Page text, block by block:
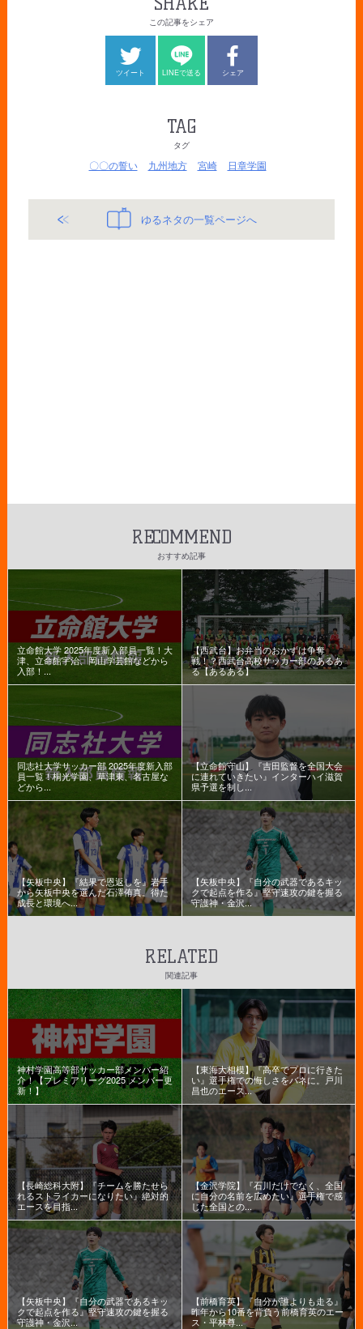
この記事をシェア
ツイート LINEで送る シェア
TAG
タグ
〇〇の誓い 九州地方 宮崎 日章学園
ゆるネタの一覧ページへ
RECOMMEND
おすすめ記事
立命館大学 2025年度新入部員一覧！大
津、立命館宇治、岡山学芸館などから
入部！...
【西武台】お弁当のおかずは争奪
戦！？西武台高校サッカー部のあるあ
る【あるある】
同志社大学サッカー部 2025年度新入部
員一覧！桐光学園、草津東、名古屋な
どから...
【立命館守山】『吉田監督を全国大会
に連れていきたい』インターハイ滋賀
県予選を制し...
【矢板中央】『結果で恩返しを』岩手
から矢板中央を選んだ石澤侑真。得た
成長と環境へ...
【矢板中央】『自分の武器であるキッ
クで起点を作る』堅守速攻の鍵を握る
守護神・金沢...
RELATED
関連記事
神村学園高等部サッカー部メンバー紹
介！【プレミアリーグ2025 メンバー更
新！】
【東海大相模】『高卒でプロに行きた
い』選手権での悔しさをバネに。戸川
昌也のエース...
【長崎総科大附】『チームを勝たせら
れるストライカーになりたい』絶対的
エースを目指...
【金沢学院】『石川だけでなく、全国
に自分の名前を広めたい』選手権で感
じた全国との...
【矢板中央】『自分の武器であるキッ
クで起点を作る』堅守速攻の鍵を握る
守護神・金沢...
【前橋育英】『自分が誰よりも走る』
昨年から10番を背負う前橋育英のエー
ス・平林尊...